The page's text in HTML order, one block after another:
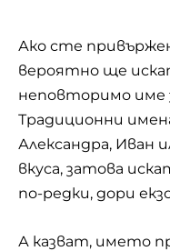
Ако сте
вероятно ще
неповторимо име
Традиционни
Александра, Иван
вкуса, затова
по-редки, дори
А казват, името